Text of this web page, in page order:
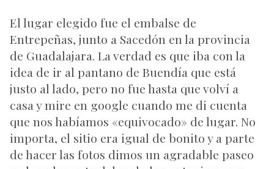
El lugar elegido fue el embalse de
Entrepeñas, junto a Sacedón en la provincia
de Guadalajara. La verdad es que iba con la
idea de ir al pantano de Buendía que está
justo al lado, pero no fue hasta que volví a
casa y mire en google cuando me di cuenta
que nos habíamos «equivocado» de lugar. No
importa, el sitio era igual de bonito y a parte
de hacer las fotos dimos un agradable paseo